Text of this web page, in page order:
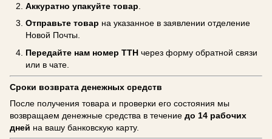
Аккуратно упакуйте товар
Отправьте товар на указанное в заявлении отделение
Новой Почты.
Передайте нам номер ТТН через форму обратной связи
или в чате.
Сроки возврата денежных средств
После получения товара и проверки его состояния мы
возвращаем денежные средства в течение до 14 рабочих
дней на вашу банковскую карту.